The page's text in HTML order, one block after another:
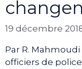
19 décembre
Par R.
officiers de